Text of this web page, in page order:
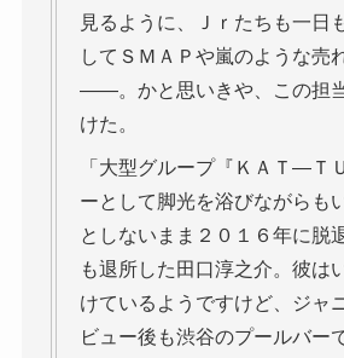
見るように、Ｊｒたちも一日
してＳＭＡＰや嵐のような売
――。かと思いきや、この担
けた。
「大型グループ『ＫＡＴ―Ｔ
ーとして脚光を浴びながらも
としないまま２０１６年に脱
も退所した田口淳之介。彼は
けているようですけど、ジャ
ビュー後も渋谷のプールバー